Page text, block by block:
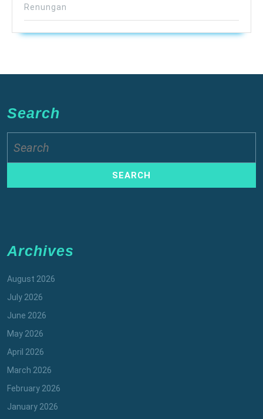
Renungan
Search
for:
Archives
August 2026
July 2026
June 2026
May 2026
April 2026
March 2026
February 2026
January 2026